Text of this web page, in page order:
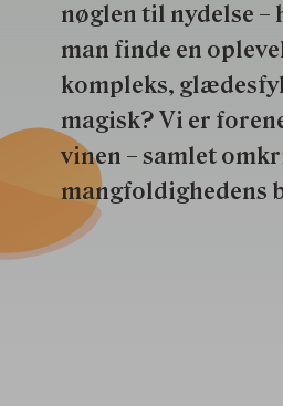
nøglen til nydelse –
man finde en
kompleks,
magisk? Vi er
vinen – samlet
mangfoldighedens